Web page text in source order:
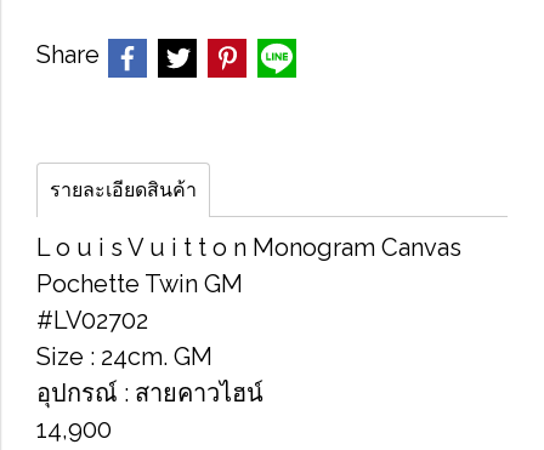
Share
รายละเอียดสินค้า
L o u i s V u i t t o n Monogram Canvas
Pochette Twin GM
#LV02702
Size : 24cm. GM
อุปกรณ์ : สายคาวไฮน์
14,900